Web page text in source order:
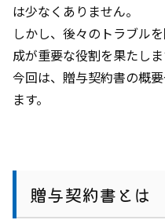
は少なくありません。
しかし、後々のトラブル
成が重要な役割を果たしま
今回は、贈与契約書の概
ます。
贈与契約書とは